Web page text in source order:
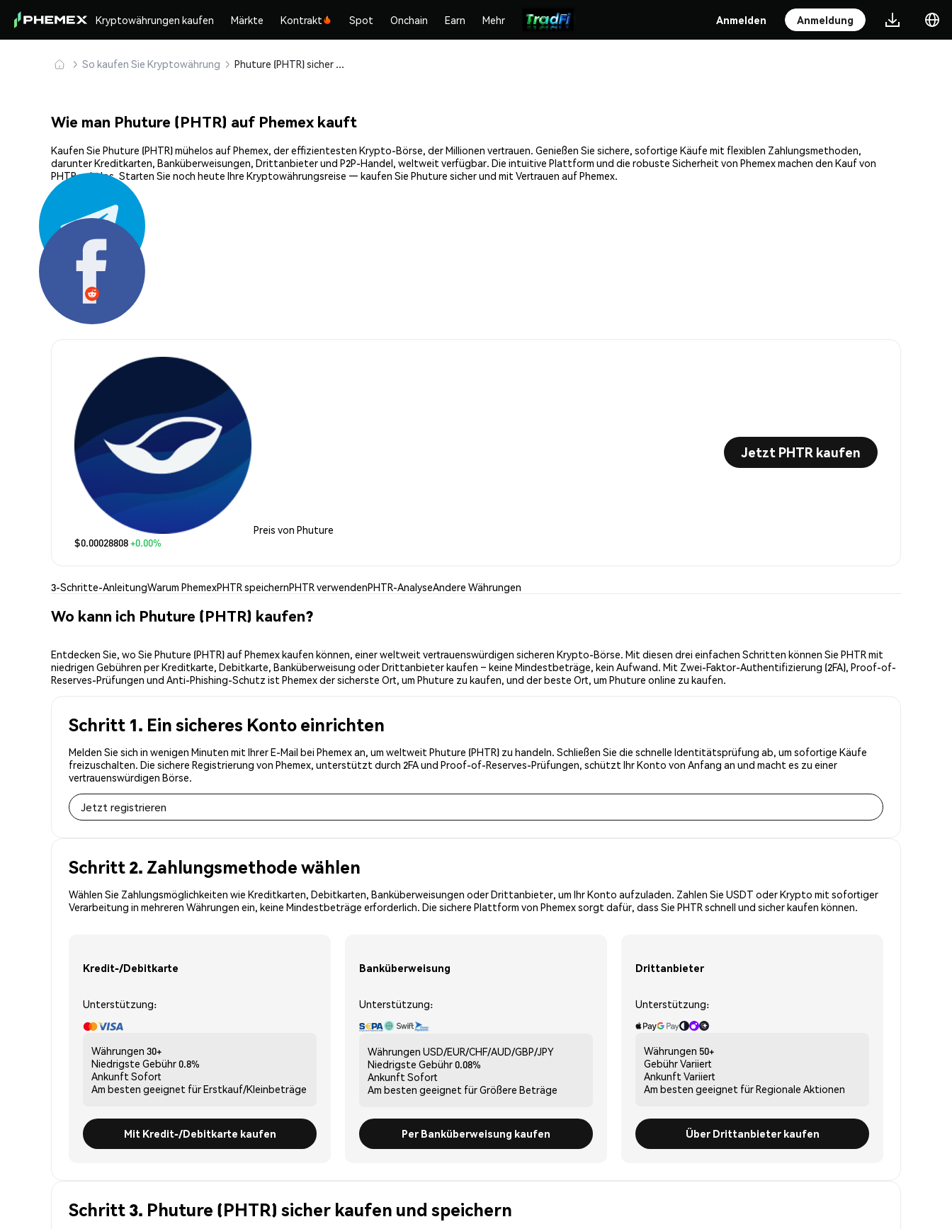
Kryptowährungen kaufen Märkte Kontrakt Spot Onchain Earn Mehr Anmelden Anmeldung
So kaufen Sie Kryptowährung Phuture (PHTR) sicher kaufen und speichern
Wie man Phuture (PHTR) auf Phemex kauft
Kaufen Sie Phuture (PHTR) mühelos auf Phemex, der effizientesten Krypto-Börse, der Millionen vertrauen. Genießen Sie sichere, sofortige Käufe mit flexiblen Zahlungsmethoden,
darunter Kreditkarten, Banküberweisungen, Drittanbieter und P2P-Handel, weltweit verfügbar. Die intuitive Plattform und die robuste Sicherheit von Phemex machen den Kauf von
PHTR nahtlos. Starten Sie noch heute Ihre Kryptowährungsreise — kaufen Sie Phuture sicher und mit Vertrauen auf Phemex.
Preis von Phuture
$0.00028808+0.00%
Jetzt PHTR kaufen
3-Schritte-AnleitungWarum PhemexPHTR speichernPHTR verwendenPHTR-AnalyseAndere Währungen
Wo kann ich Phuture (PHTR) kaufen?
Entdecken Sie, wo Sie Phuture (PHTR) auf Phemex kaufen können, einer weltweit vertrauenswürdigen sicheren Krypto-Börse. Mit diesen drei einfachen Schritten können Sie PHTR mit
niedrigen Gebühren per Kreditkarte, Debitkarte, Banküberweisung oder Drittanbieter kaufen – keine Mindestbeträge, kein Aufwand. Mit Zwei-Faktor-Authentifizierung (2FA), Proof-of-
Reserves-Prüfungen und Anti-Phishing-Schutz ist Phemex der sicherste Ort, um Phuture zu kaufen, und der beste Ort, um Phuture online zu kaufen.
Schritt 1. Ein sicheres Konto einrichten
Melden Sie sich in wenigen Minuten mit Ihrer E-Mail bei Phemex an, um weltweit Phuture (PHTR) zu handeln. Schließen Sie die schnelle Identitätsprüfung ab, um sofortige Käufe
freizuschalten. Die sichere Registrierung von Phemex, unterstützt durch 2FA und Proof-of-Reserves-Prüfungen, schützt Ihr Konto von Anfang an und macht es zu einer
vertrauenswürdigen Börse.
Jetzt registrieren
Schritt 2. Zahlungsmethode wählen
Wählen Sie Zahlungsmöglichkeiten wie Kreditkarten, Debitkarten, Banküberweisungen oder Drittanbieter, um Ihr Konto aufzuladen. Zahlen Sie USDT oder Krypto mit sofortiger
Verarbeitung in mehreren Währungen ein, keine Mindestbeträge erforderlich. Die sichere Plattform von Phemex sorgt dafür, dass Sie PHTR schnell und sicher kaufen können.
Kredit-/Debitkarte
Unterstützung:
Währungen 30+
Niedrigste Gebühr0.8%
Ankunft Sofort
Am besten geeignet fürErstkauf/Kleinbeträge
Mit Kredit-/Debitkarte kaufen
Banküberweisung
Unterstützung:
Währungen USD/EUR/CHF/AUD/GBP/JPY
Niedrigste Gebühr0.08%
Ankunft Sofort
Am besten geeignet fürGrößere Beträge
Per Banküberweisung kaufen
Drittanbieter
Unterstützung:
Währungen 50+
GebührVariiert
Ankunft Variiert
Am besten geeignet fürRegionale Aktionen
Über Drittanbieter kaufen
Schritt 3. Phuture (PHTR) sicher kaufen und speichern